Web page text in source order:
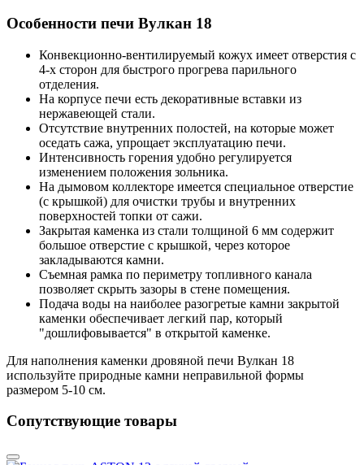
Особенности печи Вулкан 18
Конвекционно-вентилируемый кожух имеет отверстия с
4-х сторон для быстрого прогрева парильного
отделения.
На корпусе печи есть декоративные вставки из
нержавеющей стали.
Отсутствие внутренних полостей, на которые может
оседать сажа, упрощает эксплуатацию печи.
Интенсивность горения удобно регулируется
изменением положения зольника.
На дымовом коллекторе имеется специальное отверстие
(с крышкой) для очистки трубы и внутренних
поверхностей топки от сажи.
Закрытая каменка из стали толщиной 6 мм содержит
большое отверстие с крышкой, через которое
закладываются камни.
Съемная рамка по периметру топливного канала
позволяет скрыть зазоры в стене помещения.
Подача воды на наиболее разогретые камни закрытой
каменки обеспечивает легкий пар, который
"дошлифовывается" в открытой каменке.
Для наполнения каменки дровяной печи Вулкан 18
используйте природные камни неправильной формы
размером 5-10 см.
Сопутствующие товары